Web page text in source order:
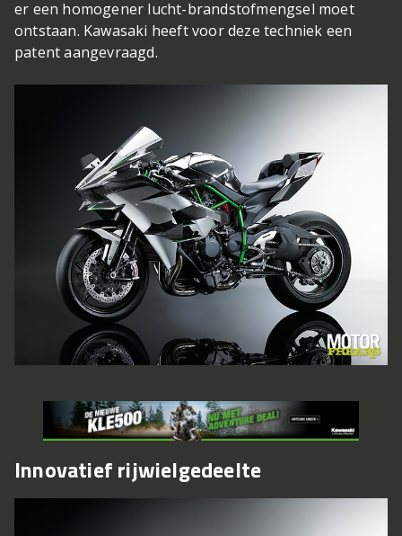
er een homogener lucht-brandstofmengsel moet
ontstaan. Kawasaki heeft voor deze techniek een
patent aangevraagd.
Innovatief rijwielgedeelte